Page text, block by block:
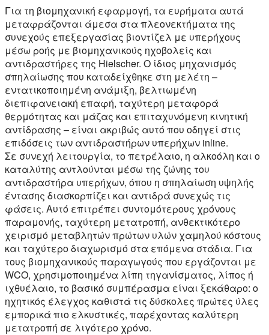
Για τη βιομηχανική εφαρμογή, τα ευρήματα αυτά
μεταφράζονται άμεσα στα πλεονεκτήματα της
συνεχούς επεξεργασίας βιοντίζελ με υπερήχους
μέσω ροής με βιομηχανικούς ηχοβολείς και
αντιδραστήρες της Hielscher. Ο ίδιος μηχανισμός
σπηλαίωσης που καταδείχθηκε στη μελέτη –
εντατικοποιημένη ανάμιξη, βελτιωμένη
διεπιφανειακή επαφή, ταχύτερη μεταφορά
θερμότητας και μάζας και επιταχυνόμενη κινητική
αντίδρασης – είναι ακριβώς αυτό που οδηγεί στις
επιδόσεις των αντιδραστήρων υπερήχων inline.
Σε συνεχή λειτουργία, το πετρέλαιο, η αλκοόλη και ο
καταλύτης αντλούνται μέσω της ζώνης του
αντιδραστήρα υπερήχων, όπου η σπηλαίωση υψηλής
έντασης διασκορπίζει και αντιδρά συνεχώς τις
φάσεις. Αυτό επιτρέπει συντομότερους χρόνους
παραμονής, ταχύτερη μετατροπή, ανθεκτικότερο
χειρισμό μεταβλητών πρώτων υλών χαμηλού κόστους
και ταχύτερο διαχωρισμό στα επόμενα στάδια. Για
τους βιομηχανικούς παραγωγούς που εργάζονται με
WCO, χρησιμοποιημένα λίπη τηγανίσματος, λίπος ή
ιχθυέλαιο, το βασικό συμπέρασμα είναι ξεκάθαρο: ο
ηχητικός έλεγχος καθιστά τις δύσκολες πρώτες ύλες
εμπορικά πιο ελκυστικές, παρέχοντας καλύτερη
μετατροπή σε λιγότερο χρόνο.